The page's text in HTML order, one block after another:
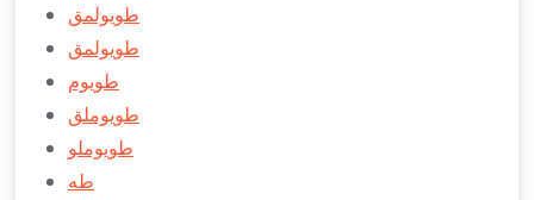
طویولمق
طويولمق
طويوم
طويوملق
طويوملو
طه